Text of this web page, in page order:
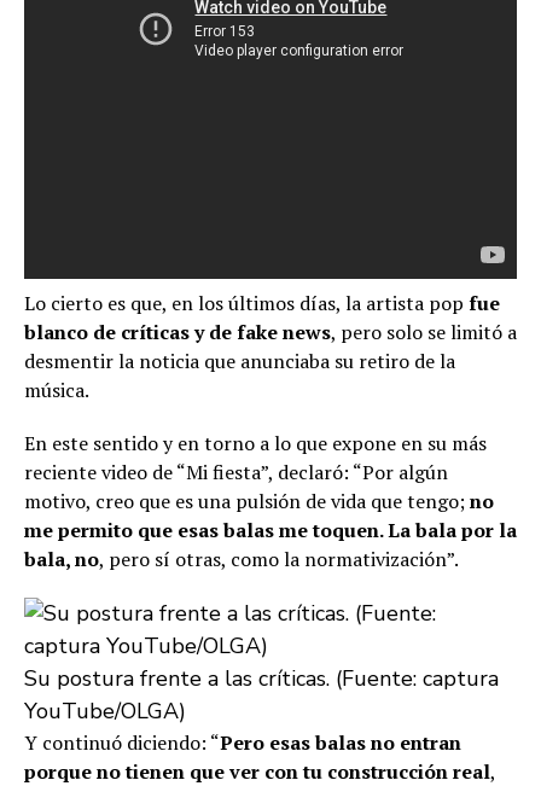
Lo cierto es que, en los últimos días, la artista pop fue
blanco de críticas y de fake news, pero solo se limitó a
desmentir la noticia que anunciaba su retiro de la
música.
En este sentido y en torno a lo que expone en su más
reciente video de “Mi fiesta”, declaró: “Por algún
motivo, creo que es una pulsión de vida que tengo;no
me permito que esas balas me toquen. La bala por la
bala, no, pero sí otras, como la normativización”.
Su postura frente a las críticas. (Fuente: captura
YouTube/OLGA)
Y continuó diciendo: “Pero esas balas no entran
porque no tienen que ver con tu construcción real,